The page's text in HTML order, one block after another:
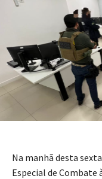
Na manhã desta
Especial de Combate